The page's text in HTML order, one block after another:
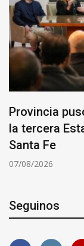
Provincia
la tercera
Santa Fe
07/08/2026
Seguinos